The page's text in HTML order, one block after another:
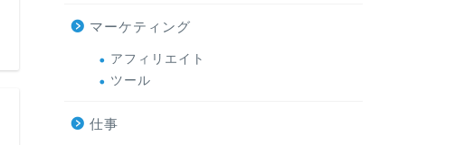
マーケティング
アフィリエイト
ツール
仕事